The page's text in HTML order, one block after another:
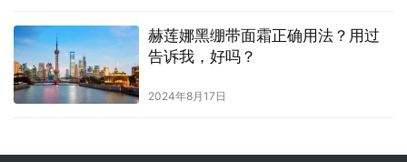
赫莲娜黑绷带面霜正确用法？用过
告诉我，好吗？
2024年8月17日